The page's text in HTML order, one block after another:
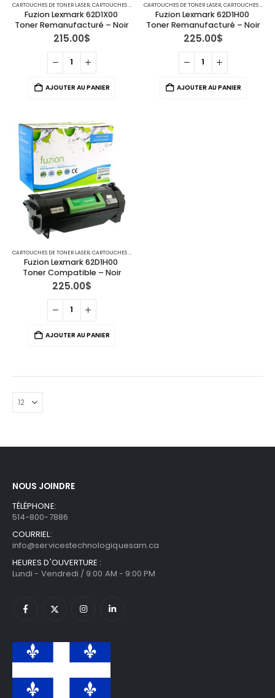
CARTOUCHES DE TONER LASER,CARTOUCHES POUR IMPRIMANTES LEXMARK
Fuzion Lexmark 62D1X00
Toner Remanufacturé – Noir
215.00$
AJOUTER AU PANIER
CARTOUCHES DE TONER LASER,CARTOUCHES POUR IMPRIMANTES LEXMARK
Fuzion Lexmark 62D1H00
Toner Remanufacturé – Noir
225.00$
AJOUTER AU PANIER
CARTOUCHES DE TONER LASER,CARTOUCHES POUR IMPRIMANTES LEXMARK
Fuzion Lexmark 62D1H00
Toner Compatible – Noir
225.00$
AJOUTER AU PANIER
NOUS JOINDRE
TÉLÉPHONE:
514-800-7886
COURRIEL:
info@servicestechnologiquesam.ca
HEURES D'OUVERTURE :
Lundi - Vendredi / 9:00 AM - 9:00 PM